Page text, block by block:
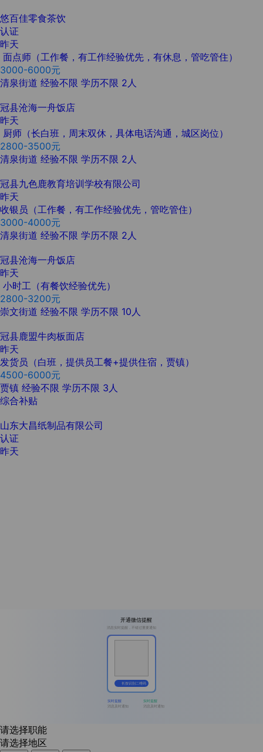
悠百佳零食茶饮
认证
昨天
面点师（工作餐，有工作经验优先，有休息，管吃管住）
3000-6000元
清泉街道 经验不限 学历不限 2人
冠县沧海一舟饭店
昨天
厨师（长白班，周末双休，具体电话沟通，城区岗位）
2800-3500元
清泉街道 经验不限 学历不限 2人
冠县九色鹿教育培训学校有限公司
昨天
收银员（工作餐，有工作经验优先，管吃管住）
3000-4000元
清泉街道 经验不限 学历不限 2人
冠县沧海一舟饭店
昨天
小时工（有餐饮经验优先）
2800-3200元
崇文街道 经验不限 学历不限 10人
冠县鹿盟牛肉板面店
昨天
发货员（白班，提供员工餐+提供住宿，贾镇）
4500-6000元
贾镇 经验不限 学历不限 3人
综合补贴
山东大昌纸制品有限公司
认证
昨天
开通微信提醒
消息实时提醒，不错过重要通知
长按识别二维码
实时提醒
消息及时通知
实时提醒
消息及时通知
请选择职能
请选择地区